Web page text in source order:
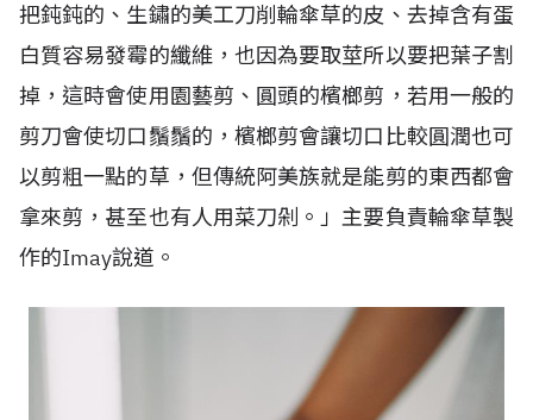
把鈍鈍的、生鏽的美工刀削輪傘草的皮、去掉含有蛋
白質容易發霉的纖維，也因為要取莖所以要把葉子割
掉，這時會使用園藝剪、圓頭的檳榔剪，若用一般的
剪刀會使切口鬚鬚的，檳榔剪會讓切口比較圓潤也可
以剪粗一點的草，但傳統阿美族就是能剪的東西都會
拿來剪，甚至也有人用菜刀剁。」主要負責輪傘草製
作的Imay說道。